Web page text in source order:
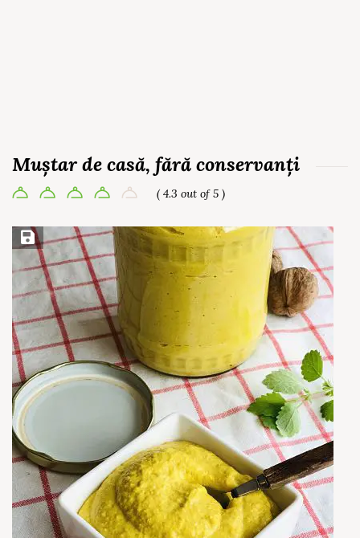
Muștar de casă, fără conservanți
( 4.3 out of 5 )
Save Recipe